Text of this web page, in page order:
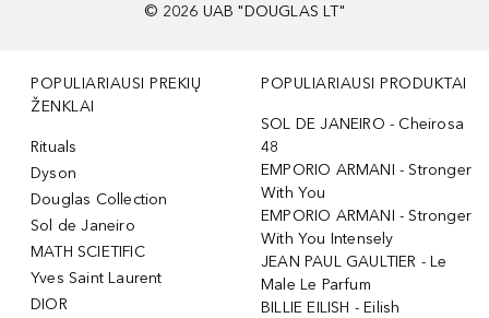
© 2026 UAB "DOUGLAS LT"
POPULIARIAUSI PREKIŲ
ŽENKLAI
Rituals
Dyson
Douglas Collection
Sol de Janeiro
MATH SCIETIFIC
Yves Saint Laurent
DIOR
POPULIARIAUSI PRODUKTAI
SOL DE JANEIRO - Cheirosa
48
EMPORIO ARMANI - Stronger
With You
EMPORIO ARMANI - Stronger
With You Intensely
JEAN PAUL GAULTIER - Le
Male Le Parfum
BILLIE EILISH - Eilish